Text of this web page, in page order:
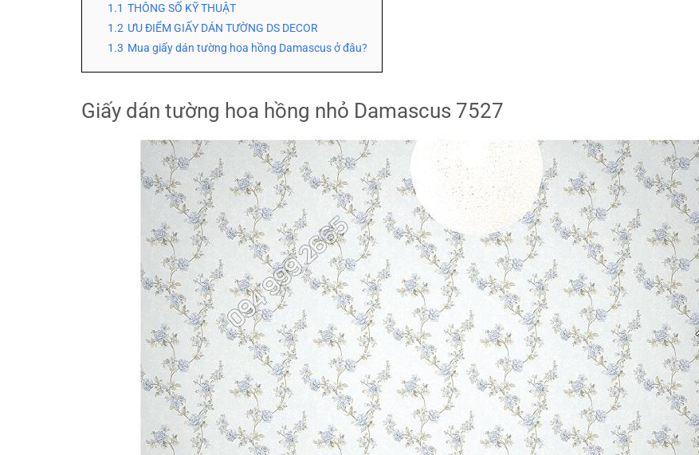
1.1 THÔNG SỐ KỸ THUẬT
1.2 ƯU ĐIỂM GIẤY DÁN TƯỜNG DS DECOR
1.3 Mua giấy dán tường hoa hồng Damascus ở đâu?
Giấy dán tường hoa hồng nhỏ Damascus 7527